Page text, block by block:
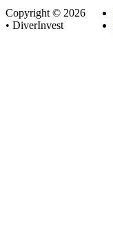
Copyright © 2026
• DiverInvest